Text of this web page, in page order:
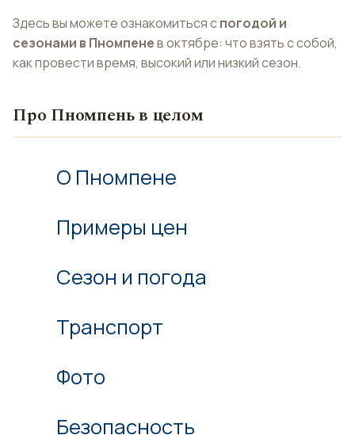
Здесь вы можете ознакомиться спогодой и
сезонами в Пномпенев октябре: что взять с собой,
как провести время, высокий или низкий сезон.
Про Пномпень в целом
О Пномпене
Примеры цен
Сезон и погода
Транспорт
Фото
Безопасность